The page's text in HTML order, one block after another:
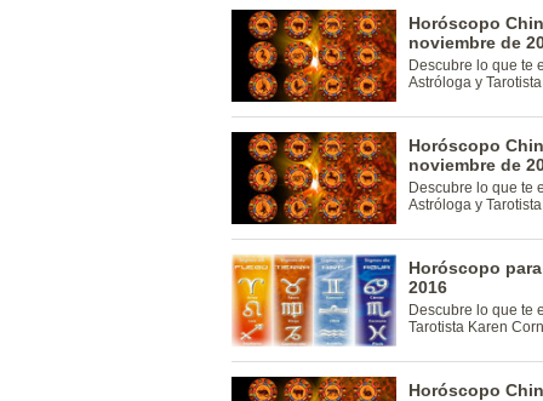
Horóscopo
noviembre de
Descubre lo que te
Astróloga y
Horóscopo
noviembre de
Descubre lo que te
Astróloga y
Horóscopo
2016
Descubre lo que te
Tarotista Karen
Horóscopo